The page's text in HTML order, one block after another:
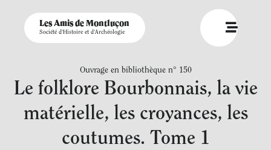
Les Amis de Montluçon
Société d'Histoire et d'Archéologie
Ouvrage en bibliothèque n° 150
Le folklore Bourbonnais, la vie
matérielle, les croyances, les
coutumes. Tome 1